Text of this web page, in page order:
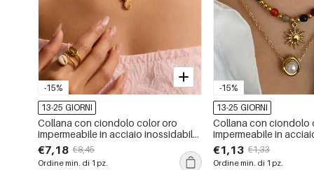
-15%
13-25 GIORNI
Collana con ciondolo color oro
impermeabile in acciaio inossidabile
oceanico
€7,18 €8,45
Ordine min. di 1 pz.
-15%
13-25 GIORNI
Collana con ciondolo
impermeabile in
da 1 pezzo
€1,13 €1,33
Ordine min. di 1 pz.